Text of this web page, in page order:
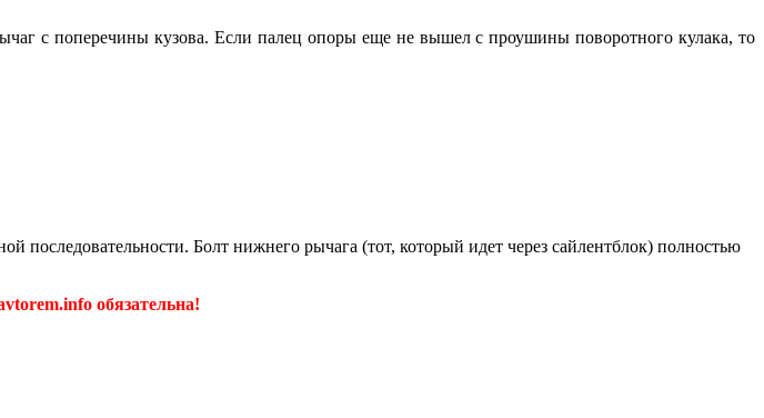
с поперечины кузова. Если палец опоры еще не вышел с проушины поворотного кулака, то
последовательности. Болт нижнего рычага (тот, который идет через сайлентблок) полностью
обязательна!